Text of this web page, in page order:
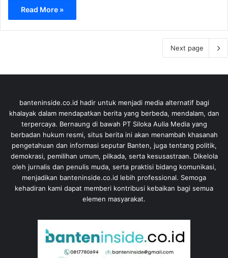
Read More »
Next page
banteninside.co.id hadir untuk menjadi media alternatif bagi
khalayak dalam mendapatkan berita yang berbeda, mendalam, dan
terpercaya. Bernaung di bawah PT Siloka Aulia Media yang
berbadan hukum resmi, situs berita ini akan menambah khasanah
pengetahuan dan informasi seputar Banten, juga tentang politik,
demokrasi, pemilihan umum, pilkada, serta kesusastraan. Dikelola
oleh jurnalis dan penulis muda, serta praktisi bidang komunikasi,
menjadikan banteninside.co.id lebih professional. Semoga
kehadiran kami dapat memberi kontribusi kebaikan bagi semua
elemen masyarakat.